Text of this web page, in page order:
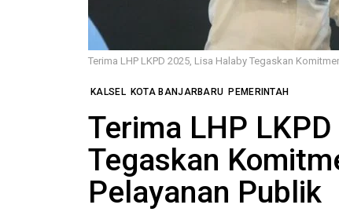
Terima LHP LKPD 2025, Lisa Halaby Tegaskan
KALSEL KOTA BANJARBARU PEMERINTAH
Terima LHP
Tegaskan
Pelayanan Publik